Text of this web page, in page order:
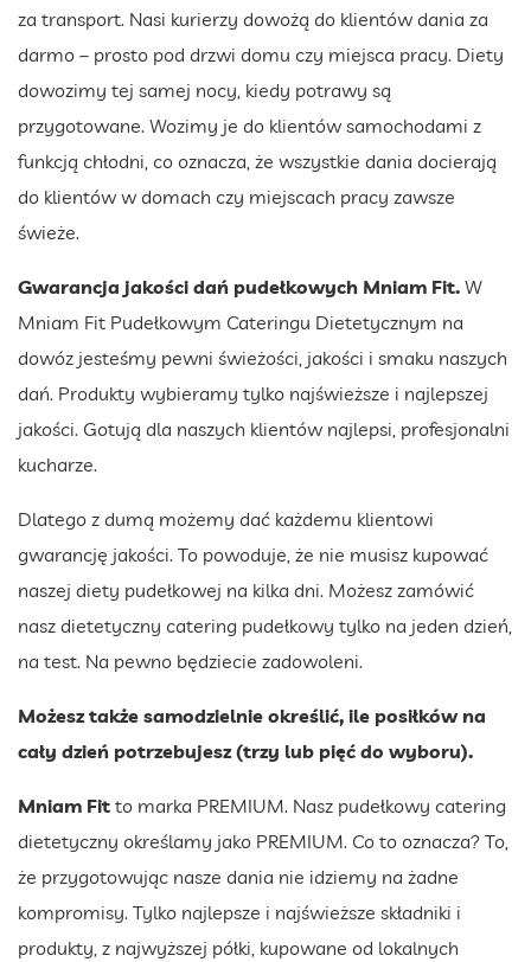
za transport. Nasi kurierzy dowożą do klientów dania za
darmo – prosto pod drzwi domu czy miejsca pracy. Diety
dowozimy tej samej nocy, kiedy potrawy są
przygotowane. Wozimy je do klientów samochodami z
funkcją chłodni, co oznacza, że wszystkie dania docierają
do klientów w domach czy miejscach pracy zawsze
świeże.
Gwarancja jakości dań pudełkowych Mniam Fit. W
Mniam Fit Pudełkowym Cateringu Dietetycznym na
dowóz jesteśmy pewni świeżości, jakości i smaku naszych
dań. Produkty wybieramy tylko najświeższe i najlepszej
jakości. Gotują dla naszych klientów najlepsi, profesjonalni
kucharze.
Dlatego z dumą możemy dać każdemu klientowi
gwarancję jakości. To powoduje, że nie musisz kupować
naszej diety pudełkowej na kilka dni. Możesz zamówić
nasz dietetyczny catering pudełkowy tylko na jeden dzień,
na test. Na pewno będziecie zadowoleni.
Możesz także samodzielnie określić, ile posiłków na
cały dzień potrzebujesz (trzy lub pięć do wyboru).
Mniam Fit to marka PREMIUM. Nasz pudełkowy catering
dietetyczny określamy jako PREMIUM. Co to oznacza? To,
że przygotowując nasze dania nie idziemy na żadne
kompromisy. Tylko najlepsze i najświeższe składniki i
produkty, z najwyższej półki, kupowane od lokalnych